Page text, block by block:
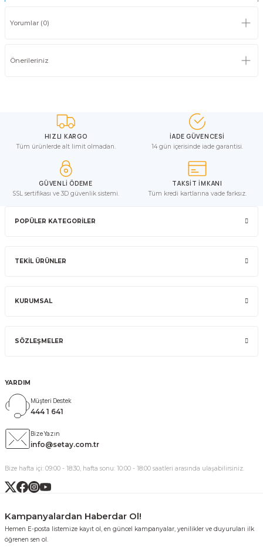
Yorumlar (0)
Önerileriniz
HIZLI KARGO
Tüm ürünlerde alt limit olmadan.
İADE GÜVENCESİ
14 gün içerisinde iade garantisi.
GÜVENLİ ÖDEME
SSL sertifikası ve 3D güvenlik sistemi.
TAKSİT İMKANI
Tüm kredi kartlarına vade farksız.
POPÜLER KATEGORİLER
TEKİL ÜRÜNLER
KURUMSAL
SÖZLEŞMELER
YARDIM
Müşteri Destek
444 1 641
Bize Yazın
info@setay.com.tr
Bize hafta içi: 09:00 - 18:30, hafta sonu: 10:00 - 18:00 saatleri arasında ulaşabilirsiniz.
Kampanyalardan Haberdar Ol!
Hemen E-posta listemize kayıt ol, en güncel kampanyalar, yenilikler ve duyuruları ilk
öğrenen sen ol.